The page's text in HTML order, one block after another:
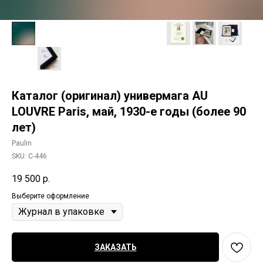
Каталог (оригинал) универмага AU
LOUVRE Paris, май, 1930-е годы (более 90
лет)
Paulin
SKU: C-446
19 500 р.
Выберите оформление
ЗАКАЗАТЬ